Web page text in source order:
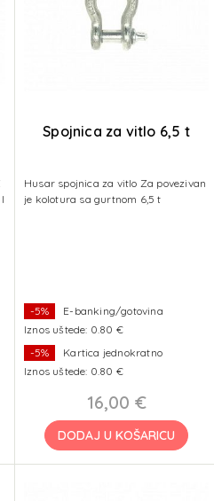
Spojnica za vitlo 6,5 t
Husar spojnica za vitlo Za povezivan
je kolotura sa gurtnom 6,5 t
-5%
E-banking/gotovina
Iznos uštede: 0.80 €
-5%
Kartica jednokratno
Iznos uštede: 0.80 €
16,00 €
DODAJ U KOŠARICU